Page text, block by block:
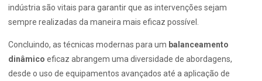
indústria são vitais para garantir que as intervenções sejam
sempre realizadas da maneira mais eficaz possível.
Concluindo, as técnicas modernas para um balanceamento
dinâmico eficaz abrangem uma diversidade de abordagens,
desde o uso de equipamentos avançados até a aplicação de